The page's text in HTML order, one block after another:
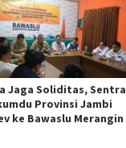
Jaga Soliditas, Sentra
Provinsi Jambi
ke Bawaslu Merangin